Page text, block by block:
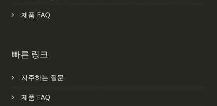
제품 FAQ
빠른 링크
자주하는 질문
제품 FAQ